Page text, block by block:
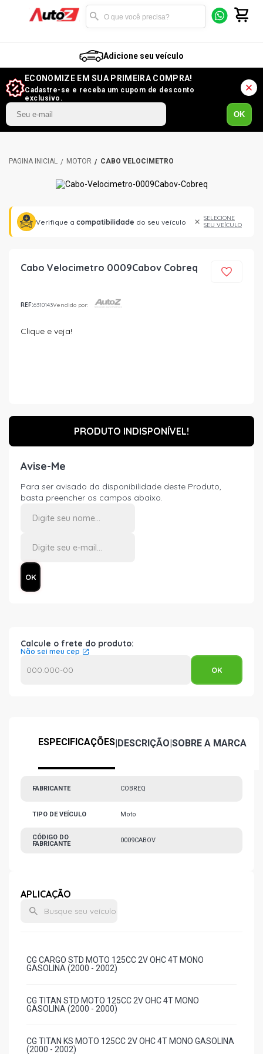
Adicione seu veículo
ECONOMIZE EM SUA PRIMEIRA COMPRA!
Cadastre-se e receba um cupom de desconto
exclusivo.
OK
MOTOR CABO VELOCÍMETRO
Verifique a compatibilidade do seu veículo
SELECIONE
SEU VEÍCULO
Cabo Velocimetro 0009Cabov Cobreq
REF:6310143Vendido por:
Clique e veja!
PRODUTO INDISPONÍVEL!
Avise-Me
Para ser avisado da disponibilidade deste Produto,
basta preencher os campos abaixo.
Calcule o frete do produto:
Não sei meu cep
ESPECIFICAÇÕES|DESCRIÇÃO|SOBRE A MARCA
FABRICANTE COBREQ
TIPO DE VEÍCULO Moto
CÓDIGO DO
FABRICANTE
0009CABOV
APLICAÇÃO
CG CARGO STD MOTO 125CC 2V OHC 4T MONO
GASOLINA (2000 - 2002)
CG TITAN STD MOTO 125CC 2V OHC 4T MONO
GASOLINA (2000 - 2000)
CG TITAN KS MOTO 125CC 2V OHC 4T MONO GASOLINA
(2000 - 2002)